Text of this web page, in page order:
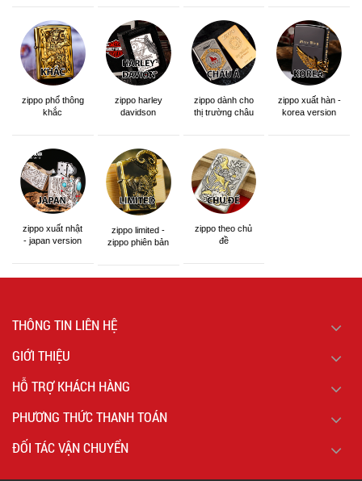
zippo phổ thông
khắc
zippo harley
davidson
zippo dành cho
thị trường châu
zippo xuất hàn -
korea version
zippo xuất nhật
- japan version
zippo limited -
zippo phiên bản
zippo theo chủ
đề
THÔNG TIN LIÊN HỆ
GIỚI THIỆU
HỖ TRỢ KHÁCH HÀNG
PHƯƠNG THỨC THANH TOÁN
ĐỐI TÁC VẬN CHUYỂN